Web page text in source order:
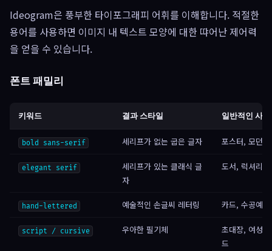
Ideogram은 풍부한 타이포그래피 어휘를 이해합니다. 적절한
용어를 사용하면 이미지 내 텍스트 모양에 대한 땨어난 제어력
을 얻을 수 있습니다.
폰트 패밀리
키워드 결과 스타일 일반적인 사용
bold sans-serif 세리프가 없는 굽은 글자 포스터, 모던
elegant serif
세리프가 있는 클래식 글
자
도서, 럭셔리
hand-lettered 예술적인 손글씨 레터링 카드, 수공예
script / cursive 우아한 필기체
초대장, 여성
드